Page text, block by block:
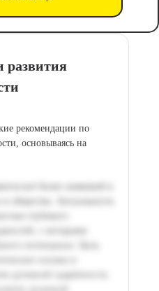
развития
рекомендации по
основываясь на